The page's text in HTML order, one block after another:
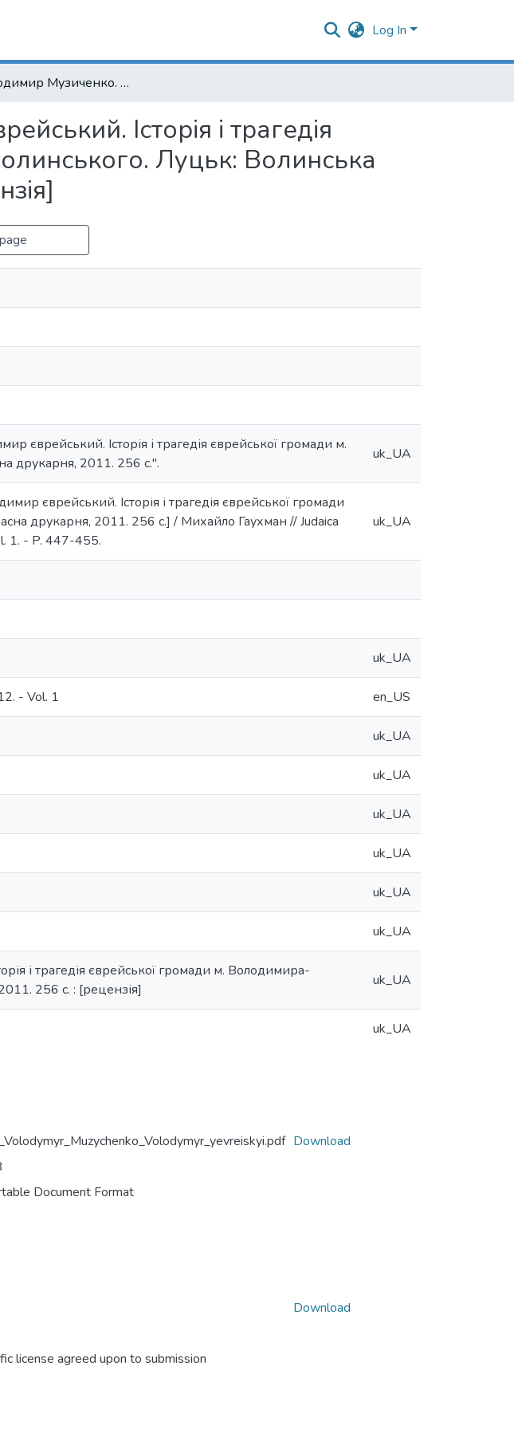
Log In
Володимир Музиченко. Володимир єврейський. Історія і трагедія єврейської громади м. Володимира-Волинського. Луцьк: Волинська обласна друкарня, 2011. 256 с. : [рецензія]
Історія і трагедія
Луцьк: Волинська
єврейський. Історія і трагедія єврейської громади м.
друкарня, 2011. 256 с.".
uk_UA
єврейський. Історія і трагедія єврейської громади
друкарня, 2011. 256 с.] / Михайло Гаухман // Judaica
1. - P. 447-455.
uk_UA
uk_UA
- Vol. 1 en_US
uk_UA
uk_UA
uk_UA
uk_UA
uk_UA
uk_UA
і трагедія єврейської громади м. Володимира-
256 с. : [рецензія]
uk_UA
uk_UA
Document Format
Download
license agreed upon to submission
Download